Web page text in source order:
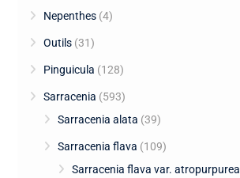
Nepenthes (4)
Outils (31)
Pinguicula (128)
Sarracenia (593)
Sarracenia alata (39)
Sarracenia flava (109)
Sarracenia flava var. atropurpurea